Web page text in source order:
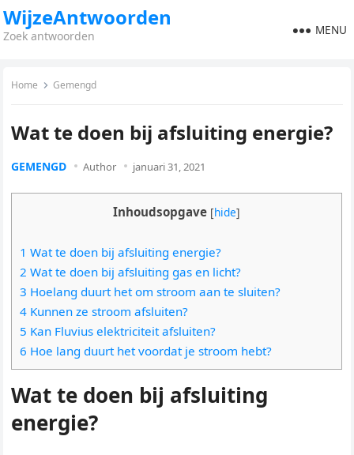
WijzeAntwoorden
Zoek antwoorden MENU
Home Gemengd
Wat te doen bij afsluiting energie?
GEMENGD Author januari 31, 2021
Inhoudsopgave [hide]
1 Wat te doen bij afsluiting energie?
2 Wat te doen bij afsluiting gas en licht?
3 Hoelang duurt het om stroom aan te sluiten?
4 Kunnen ze stroom afsluiten?
5 Kan Fluvius elektriciteit afsluiten?
6 Hoe lang duurt het voordat je stroom hebt?
Wat te doen bij afsluiting
energie?